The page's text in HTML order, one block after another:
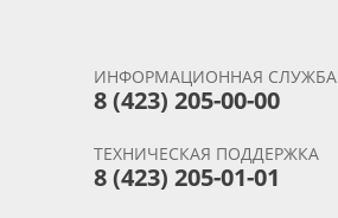
ИНФОРМАЦИОННАЯ СЛУЖБА
8 (423) 205-00-00
ТЕХНИЧЕСКАЯ ПОДДЕРЖКА
8 (423) 205-01-01